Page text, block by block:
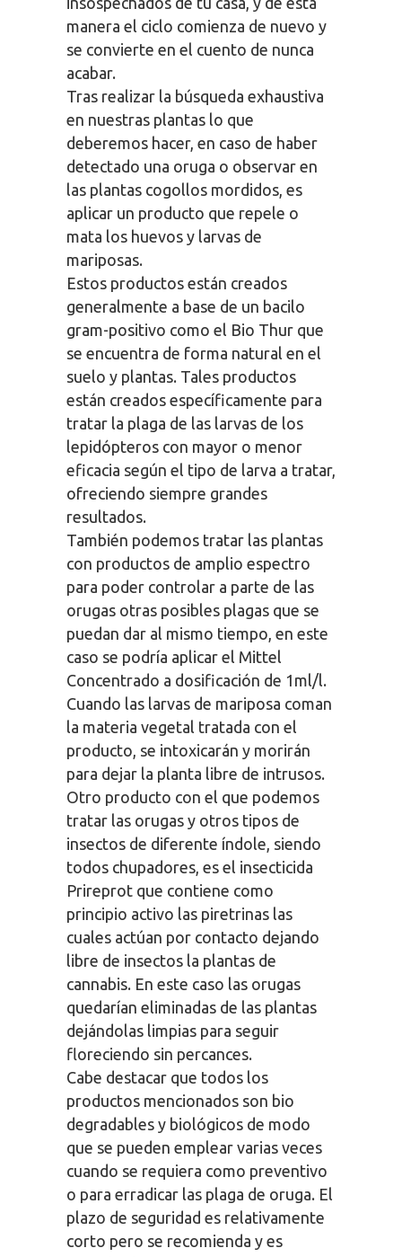
manera el ciclo comienza de nuevo y
se convierte en el cuento de nunca
acabar.
Tras realizar la búsqueda exhaustiva
en nuestras plantas lo que
deberemos hacer, en caso de haber
detectado una oruga o observar en
las plantas cogollos mordidos, es
aplicar un producto que repele o
mata los huevos y larvas de
mariposas.
Estos productos están creados
generalmente a base de un bacilo
gram-positivo como el Bio Thur que
se encuentra de forma natural en el
suelo y plantas. Tales productos
están creados específicamente para
tratar la plaga de las larvas de los
lepidópteros con mayor o menor
eficacia según el tipo de larva a tratar,
ofreciendo siempre grandes
resultados.
También podemos tratar las plantas
con productos de amplio espectro
para poder controlar a parte de las
orugas otras posibles plagas que se
puedan dar al mismo tiempo, en este
caso se podría aplicar el Mittel
Concentrado a dosificación de 1ml/l.
Cuando las larvas de mariposa coman
la materia vegetal tratada con el
producto, se intoxicarán y morirán
para dejar la planta libre de intrusos.
Otro producto con el que podemos
tratar las orugas y otros tipos de
insectos de diferente índole, siendo
todos chupadores, es el insecticida
Prireprot que contiene como
principio activo las piretrinas las
cuales actúan por contacto dejando
libre de insectos la plantas de
cannabis. En este caso las orugas
quedarían eliminadas de las plantas
dejándolas limpias para seguir
floreciendo sin percances.
Cabe destacar que todos los
productos mencionados son bio
degradables y biológicos de modo
que se pueden emplear varias veces
cuando se requiera como preventivo
o para erradicar las plaga de oruga. El
plazo de seguridad es relativamente
corto pero se recomienda y es